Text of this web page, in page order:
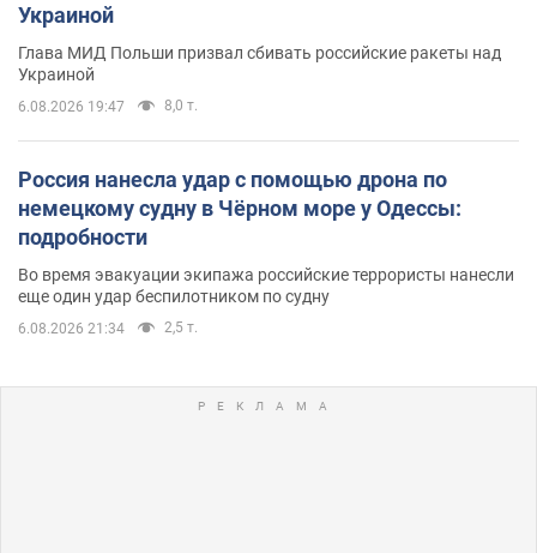
Украиной
Глава МИД Польши призвал сбивать российские ракеты над
Украиной
6.08.2026 19:47 8,0 т.
Россия нанесла удар с помощью дрона по
немецкому судну в Чёрном море у Одессы:
подробности
Во время эвакуации экипажа российские террористы нанесли
еще один удар беспилотником по судну
6.08.2026 21:34 2,5 т.